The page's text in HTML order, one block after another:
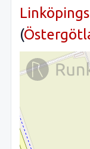
Linköpings
(